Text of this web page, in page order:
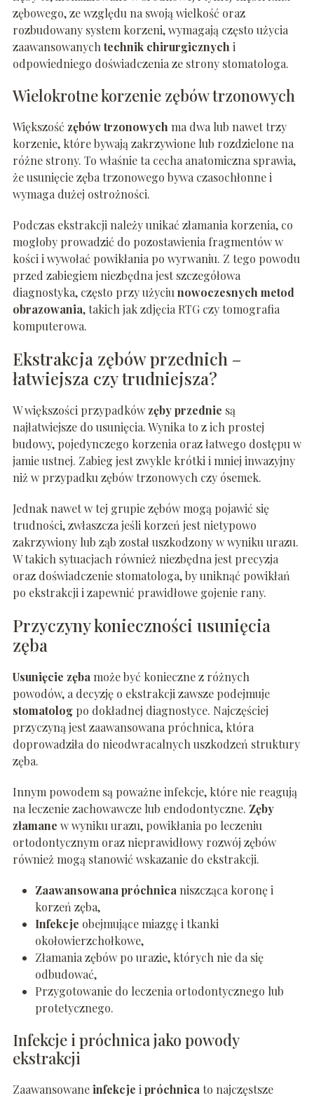
zębowego, ze względu na swoją wielkość oraz
rozbudowany system korzeni, wymagają często użycia
zaawansowanychtechnik chirurgicznychi
odpowiedniego doświadczenia ze strony stomatologa.
Wielokrotne korzenie zębów trzonowych
Większość zębów trzonowychma dwa lub nawet trzy
korzenie, które bywają zakrzywione lub rozdzielone na
różne strony. To właśnie ta cecha anatomiczna sprawia,
że usunięcie zęba trzonowego bywa czasochłonne i
wymaga dużej ostrożności.
Podczas ekstrakcji należy unikać złamania korzenia, co
mogłoby prowadzić do pozostawienia fragmentów w
kości i wywołać powikłania po wyrwaniu. Z tego powodu
przed zabiegiem niezbędna jest szczegółowa
diagnostyka, często przy użyciunowoczesnych metod
obrazowania, takich jak zdjęcia RTG czy tomografia
komputerowa.
Ekstrakcja zębów przednich –
łatwiejsza czy trudniejsza?
W większości przypadków zęby przednie są
najłatwiejsze do usunięcia. Wynika to z ich prostej
budowy, pojedynczego korzenia oraz łatwego dostępu w
jamie ustnej. Zabieg jest zwykle krótki i mniej inwazyjny
niż w przypadku zębów trzonowych czy ósemek.
Jednak nawet w tej grupie zębów mogą pojawić się
trudności, zwłaszcza jeśli korzeń jest nietypowo
zakrzywiony lub ząb został uszkodzony w wyniku urazu.
W takich sytuacjach również niezbędna jest precyzja
oraz doświadczenie stomatologa, by uniknąć powikłań
po ekstrakcji i zapewnić prawidłowe gojenie rany.
Przyczyny konieczności usunięcia
zęba
Usunięcie zębamoże być konieczne z różnych
powodów, a decyzję o ekstrakcji zawsze podejmuje
stomatologpo dokładnej diagnostyce. Najczęściej
przyczyną jest zaawansowana próchnica, która
doprowadziła do nieodwracalnych uszkodzeń struktury
zęba.
Innym powodem są poważne infekcje, które nie reagują
na leczenie zachowawcze lub endodontyczne. Zęby
złamane w wyniku urazu, powikłania po leczeniu
ortodontycznym oraz nieprawidłowy rozwój zębów
również mogą stanowić wskazanie do ekstrakcji.
Zaawansowana próchnicaniszcząca koronę i
korzeń zęba,
Infekcje obejmujące miazgę i tkanki
okołowierzchołkowe,
Złamania zębów po urazie, których nie da się
odbudować,
Przygotowanie do leczenia ortodontycznego lub
protetycznego.
Infekcje i próchnica jako powody
ekstrakcji
Zaawansowaneinfekcje ipróchnicato najczęstsze